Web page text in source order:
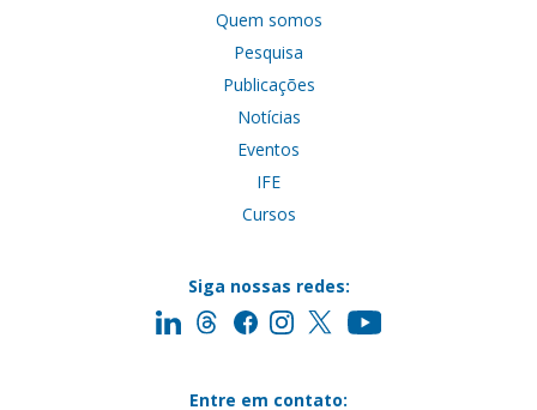
Quem somos
Pesquisa
Publicações
Notícias
Eventos
IFE
Cursos
Siga nossas redes:
Entre em contato: